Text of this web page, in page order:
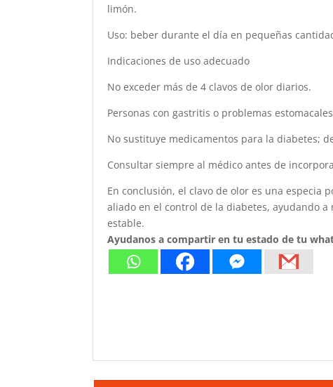
limón.
Uso: beber durante el día en pequeñas
Indicaciones de uso adecuado
No exceder más de 4 clavos de olor diarios.
Personas con gastritis o problemas
No sustituye medicamentos para la diabetes;
Consultar siempre al médico antes de
En conclusión, el clavo de olor es una especia
aliado en el control de la diabetes, ayudando
estable.
Ayudanos a compartir en tu estado de tu